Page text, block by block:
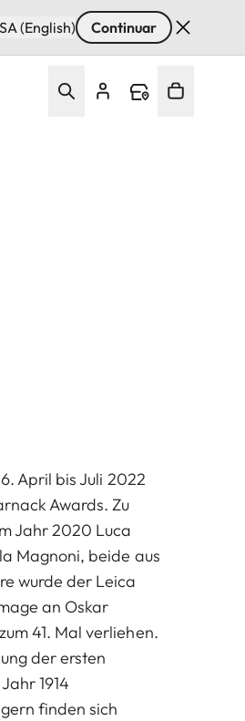
(English) Continuar
April bis Juli 2022
Awards. Zu
Jahr 2020 Luca
Magnoni, beide aus
wurde der Leica
an Oskar
41. Mal verliehen.
der ersten
1914
finden sich